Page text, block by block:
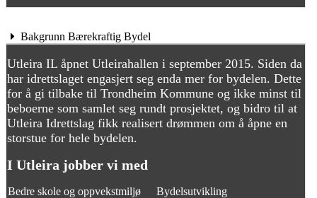
Bakgrunn Bærekraftig Bydel
Utleira IL åpnet Utleirahallen i september 2015. Siden da
har idrettslaget engasjert seg enda mer for bydelen. Dette
for å gi tilbake til Trondheim Kommune og ikke minst til
beboerne som samlet seg rundt prosjektet, og bidro til at
Utleira Idrettslag fikk realisert drømmen om å åpne en
storstue for hele bydelen.
I Utleira jobber vi med
Bedre skole og oppvekstmiljø
Bydelsutvikling